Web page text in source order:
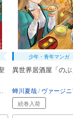
空路恵 渡辺樹
少年・青年マンガ
異世界居酒屋「の
蝉川夏哉 ヴァージニア二
続巻入荷